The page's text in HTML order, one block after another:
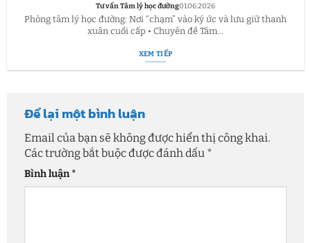
Tư vấn Tâm lý học đường01.06.2026
Phòng tâm lý học đường: Nơi “chạm” vào ký ức và lưu giữ thanh
xuân cuối cấp • Chuyên đề Tâm...
XEM TIẾP
Để lại một bình luận
Email của bạn sẽ không được hiển thị công khai.
Các trường bắt buộc được đánh dấu *
Bình luận*